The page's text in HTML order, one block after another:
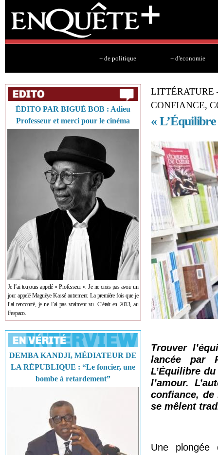
+ de politique + d'economie
ÉDITO PAR BIGUÉ BOB : Adieu
Professeur et merci pour le cinéma
Je l’ai toujours appelé « Professeur ». Je ne crois pas avoir un
jour appelé Maguèye Kassé autrement. La première fois que je
l’ai rencontré, je ne l’ai pas vraiment vu. C’était en 2013, au
Fespaco.
DEMBA KANDJI, MÉDIATEUR DE
LA RÉPUBLIQUE : “Le foncier, une
bombe à retardement”
LITTÉRATURE
CONFIANCE,
«
Trouver
lancée par
L’Équilibre
l’amour.
confiance,
se mêlent
Une plongée